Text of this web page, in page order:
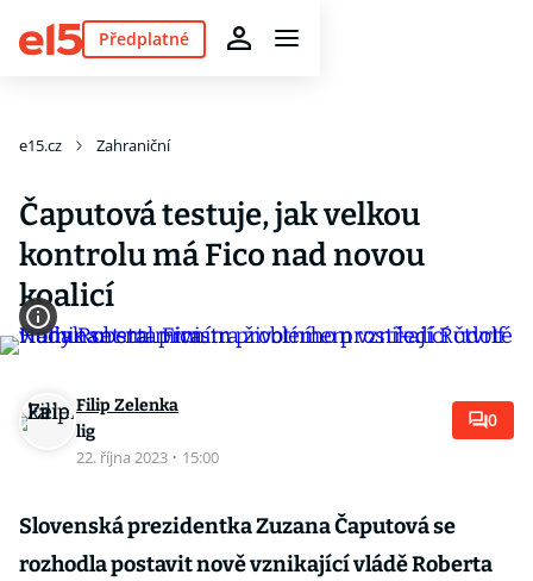
Předplatné
e15.cz Zahraniční
Čaputová testuje, jak velkou
kontrolu má Fico nad novou
koalicí
Filip Zelenka
lig
22. října 2023 · 15:00
0
Slovenská prezidentka Zuzana Čaputová se
rozhodla postavit nově vznikající vládě Roberta